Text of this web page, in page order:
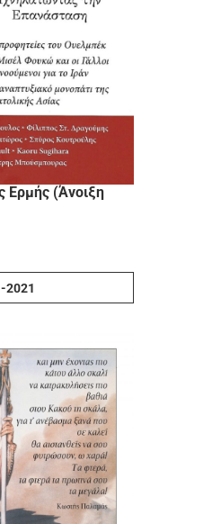
Ερμής (Άνοιξη
2021